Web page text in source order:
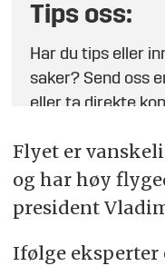
Tips oss:
Har du tips eller
saker? Send oss
eller ta direkte
Flyet er
og har høy
president
Ifølge